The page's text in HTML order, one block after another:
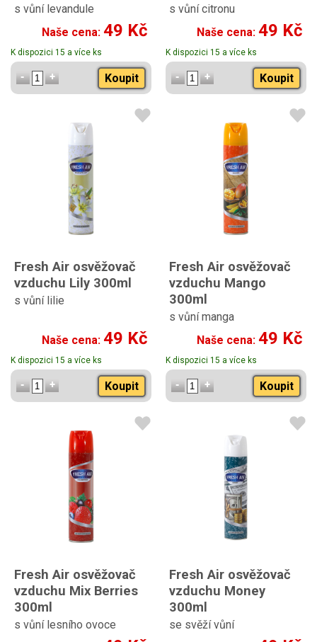
s vůní levandule
Naše cena: 49 Kč
K dispozici 15 a více ks
Koupit
s vůní citronu
Naše cena: 49 Kč
K dispozici 15 a více ks
Koupit
Fresh Air osvěžovač
vzduchu Lily 300ml
s vůní lilie
Naše cena: 49 Kč
K dispozici 15 a více ks
Koupit
Fresh Air osvěžovač
vzduchu Mango
300ml
s vůní manga
Naše cena: 49 Kč
K dispozici 15 a více ks
Koupit
Fresh Air osvěžovač
vzduchu Mix Berries
300ml
s vůní lesního ovoce
Fresh Air osvěžovač
vzduchu Money
300ml
se svěží vůní